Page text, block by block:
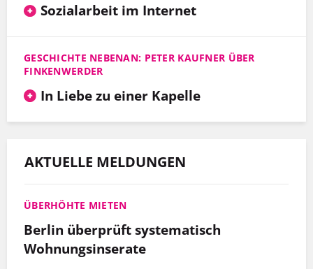
Sozialarbeit im Internet
GESCHICHTE NEBENAN: PETER KAUFNER ÜBER
FINKENWERDER
In Liebe zu einer Kapelle
AKTUELLE MELDUNGEN
ÜBERHÖHTE MIETEN
Berlin überprüft systematisch
Wohnungsinserate